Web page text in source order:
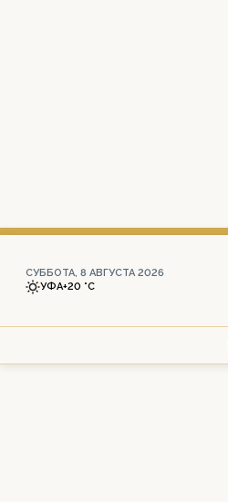
СУББОТА, 8 АВГУСТА 2026
УФА+20 °С